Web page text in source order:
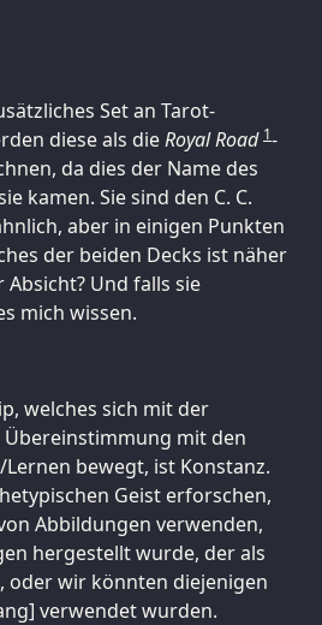
Set an Tarot-
diese als dieRoyal Road 1-
da dies der Name des
kamen. Sie sind den C. C.
aber in einigen Punkten
der beiden Decks ist näher
Und falls sie
mich wissen.
welches sich mit der
Übereinstimmung mit den
bewegt, ist Konstanz.
Geist erforschen,
Abbildungen verwenden,
hergestellt wurde, der als
oder wir könnten diejenigen
verwendet wurden.